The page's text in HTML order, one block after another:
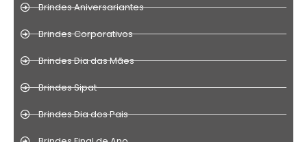
Brindes Aniversariantes
Brindes Corporativos
Brindes Dia das Mães
Brindes Sipat
Brindes Dia dos Pais